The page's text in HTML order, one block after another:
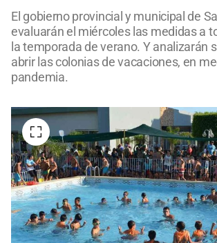
El gobierno provincial y municipal de
evaluarán el miércoles las medidas a
la temporada de verano. Y analizarán
abrir las colonias de vacaciones, en
pandemia.